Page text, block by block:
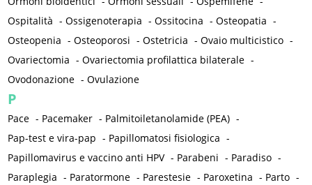
Ospitalità -Ossigenoterapia -Ossitocina -Osteopatia -
Osteopenia -Osteoporosi -Ostetricia -Ovaio multicistico -
Ovariectomia -Ovariectomia profilattica bilaterale -
Ovodonazione -Ovulazione
P
Pace - Pacemaker - Palmitoiletanolamide (PEA) -
Pap-test e vira-pap - Papillomatosi fisiologica -
Papillomavirus e vaccino anti HPV - Parabeni - Paradiso -
Paraplegia - Paratormone - Parestesie - Paroxetina - Parto -